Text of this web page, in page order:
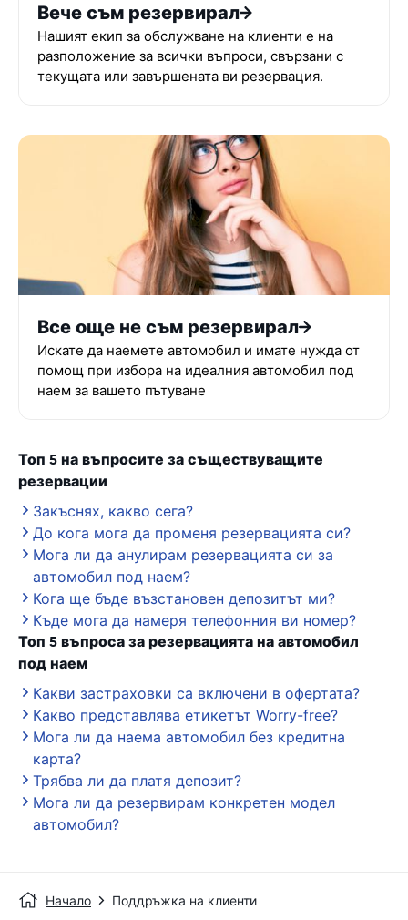
Вече съм резервирал
Нашият екип за обслужване на клиенти е на
разположение за всички въпроси, свързани с
текущата или завършената ви резервация.
Все още не съм резервирал
Искате да наемете автомобил и имате нужда от
помощ при избора на идеалния автомобил под
наем за вашето пътуване
Топ 5 на въпросите за съществуващите
резервации
Закъснях, какво сега?
До кога мога да променя резервацията си?
Мога ли да анулирам резервацията си за
автомобил под наем?
Кога ще бъде възстановен депозитът ми?
Къде мога да намеря телефонния ви номер?
Топ 5 въпроса за резервацията на автомобил
под наем
Какви застраховки са включени в офертата?
Какво представлява етикетът Worry-free?
Мога ли да наема автомобил без кредитна
карта?
Трябва ли да платя депозит?
Мога ли да резервирам конкретен модел
автомобил?
Начало Поддръжка на клиенти